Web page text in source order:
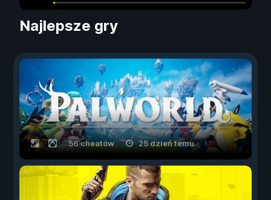
Najlepsze gry
56 cheatów 25 dzień temu